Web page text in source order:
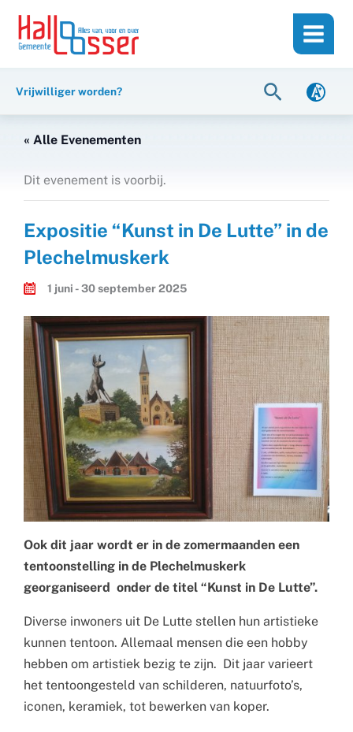
inhoud
naar
Vrijwilliger worden? Zoeken
« Alle Evenementen
Dit evenement is voorbij.
Expositie “Kunst in De Lutte” in de
Plechelmuskerk
1 juni - 30 september 2025
Ook dit jaar wordt er in de zomermaanden een
tentoonstelling in de Plechelmuskerk
georganiseerd onder de titel “Kunst in De Lutte”.
Diverse inwoners uit De Lutte stellen hun artistieke
kunnen tentoon. Allemaal mensen die een hobby
hebben om artistiek bezig te zijn. Dit jaar varieert
het tentoongesteld van schilderen, natuurfoto’s,
iconen, keramiek, tot bewerken van koper.